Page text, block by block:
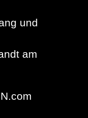
und
am